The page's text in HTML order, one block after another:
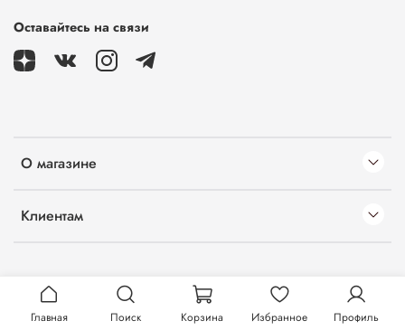
О магазине
Клиентам
Оставайтесь на связи
Главная Поиск Корзина Избранное Профиль